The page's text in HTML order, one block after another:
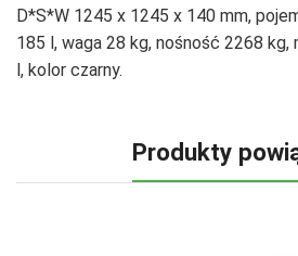
D*S*W 1245 x 1245 x 140 mm,
185 l, waga 28 kg, nośność 2268 kg,
l, kolor czarny.
Produkty